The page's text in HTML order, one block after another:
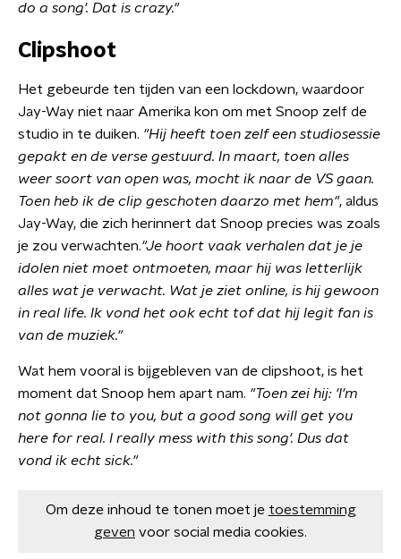
do a song'. Dat is crazy."
Clipshoot
Het gebeurde ten tijden van een lockdown, waardoor
Jay-Way niet naar Amerika kon om met Snoop zelf de
studio in te duiken. "Hij heeft toen zelf een studiosessie
gepakt en de verse gestuurd. In maart, toen alles
weer soort van open was, mocht ik naar de VS gaan.
Toen heb ik de clip geschoten daarzo met hem", aldus
Jay-Way, die zich herinnert dat Snoop precies was zoals
je zou verwachten."Je hoort vaak verhalen dat je je
idolen niet moet ontmoeten, maar hij was letterlijk
alles wat je verwacht. Wat je ziet online, is hij gewoon
in real life. Ik vond het ook echt tof dat hij legit fan is
van de muziek."
Wat hem vooral is bijgebleven van de clipshoot, is het
moment dat Snoop hem apart nam. "Toen zei hij: 'I'm
not gonna lie to you, but a good song will get you
here for real. I really mess with this song'. Dus dat
vond ik echt sick."
Om deze inhoud te tonen moet je toestemming
geven voor social media cookies.